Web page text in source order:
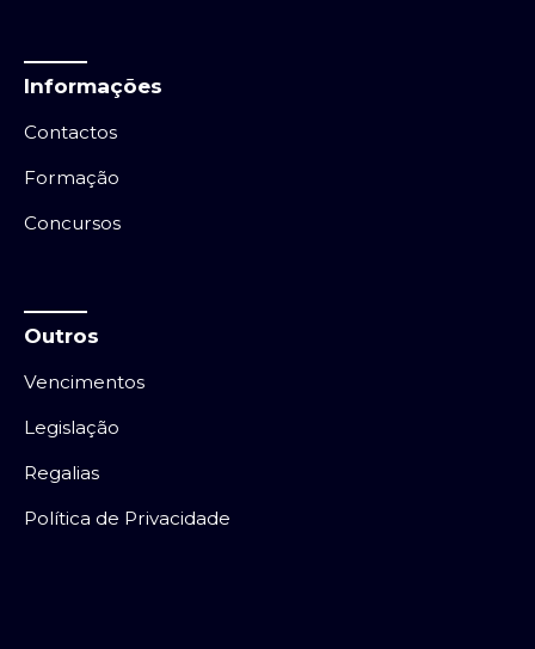
Informações
Contactos
Formação
Concursos
Outros
Vencimentos
Legislação
Regalias
Política de Privacidade